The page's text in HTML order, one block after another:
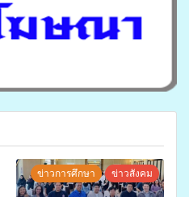
ข่าวการศึกษา ข่าวสังคม